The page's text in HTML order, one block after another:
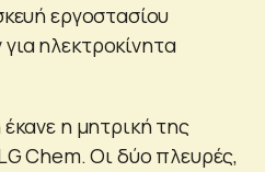
εργοστασίου
ηλεκτροκίνητα
η μητρική της
Chem. Οι δύο πλευρές,